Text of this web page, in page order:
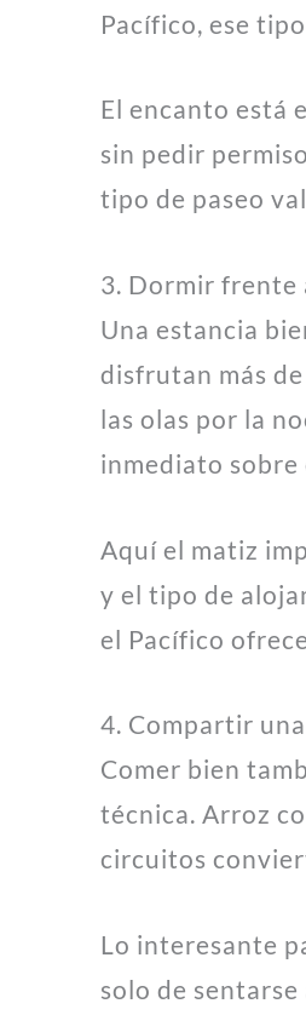
Pacífico, ese
El encanto está
sin pedir
tipo de paseo
3. Dormir frente
Una estancia
disfrutan más
las olas por la
inmediato sobre
Aquí el matiz
y el tipo de
el Pacífico
4. Compartir
Comer bien
técnica. Arroz
circuitos
Lo interesante
solo de